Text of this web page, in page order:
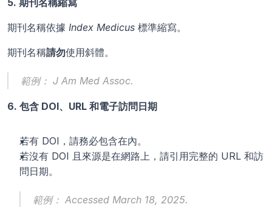
5. 期刊名稱縮寫
期刊名稱依據 Index Medicus 標準縮寫。
期刊名稱請勿使用斜體。
範例： J Am Med Assoc.
6. 包含 DOI、URL 和電子訪問日期
若有 DOI，請務必包含在內。
若沒有 DOI 且來源是在網路上，請引用完整的 URL 和訪
問日期。
範例： Accessed March 18, 2025.